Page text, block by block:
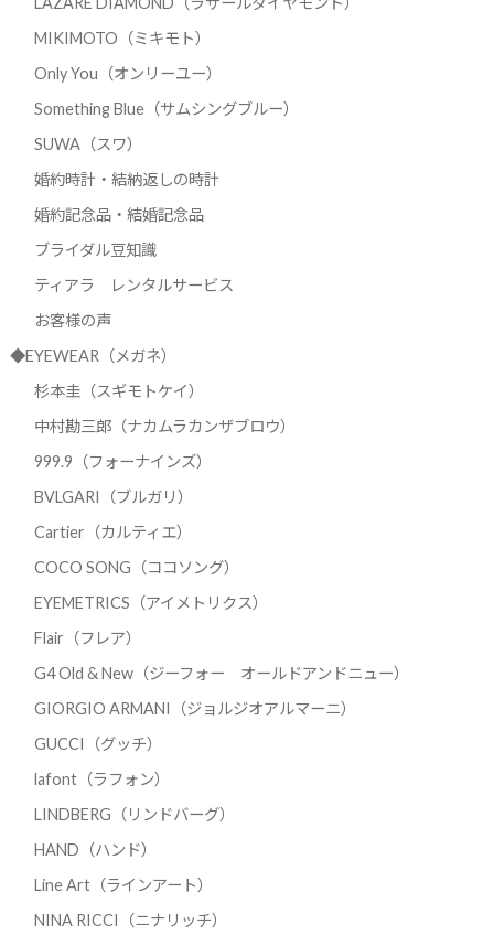
MIKIMOTO（ミキモト）
Only You（オンリーユー）
Something Blue（サムシングブルー）
SUWA（スワ）
婚約時計・結納返しの時計
婚約記念品・結婚記念品
ブライダル豆知識
ティアラ レンタルサービス
お客様の声
◆EYEWEAR（メガネ）
杉本圭（スギモトケイ）
中村勘三郎（ナカムラカンザブロウ）
999.9（フォーナインズ）
BVLGARI（ブルガリ）
Cartier（カルティエ）
COCO SONG（ココソング）
EYEMETRICS（アイメトリクス）
Flair（フレア）
G4 Old & New（ジーフォー オールドアンドニュー）
GIORGIO ARMANI（ジョルジオアルマーニ）
GUCCI（グッチ）
lafont（ラフォン）
LINDBERG（リンドバーグ）
HAND（ハンド）
Line Art（ラインアート）
NINA RICCI（ニナリッチ）